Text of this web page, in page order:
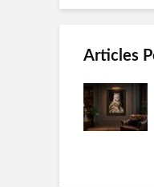
Articles